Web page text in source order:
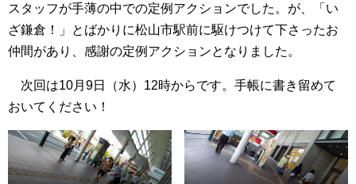
スタッフが手薄の中での定例アクションでした。が、「い
ざ鎌倉！」とばかりに松山市駅前に駆けつけて下さったお
仲間があり、感謝の定例アクションとなりました。
次回は10月9日（水）12時からです。手帳に書き留めて
おいてください！